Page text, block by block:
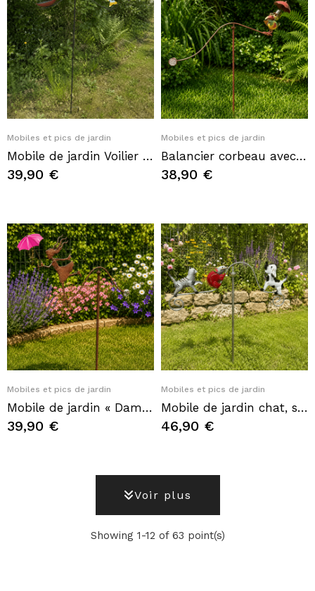
Quick View
Mobiles et pics de jardin
Mobile de jardin Voilier et Poisson en métal – Décoration maritime à piquer
39,90 €
Quick View
Mobiles et pics de jardin
Balancier corbeau avec parapluie en métal – Mobile de jardin à piquer
38,90 €
Quick View
Mobiles et pics de jardin
Mobile de jardin « Dame au parapluie rose » – Balancier décoratif en métal
39,90 €
Quick View
Mobiles et pics de jardin
Mobile de jardin chat, souris et chien – Mobile de jardin animaux en métal
46,90 €
Voir plus
Showing 1-12 of 63 point(s)